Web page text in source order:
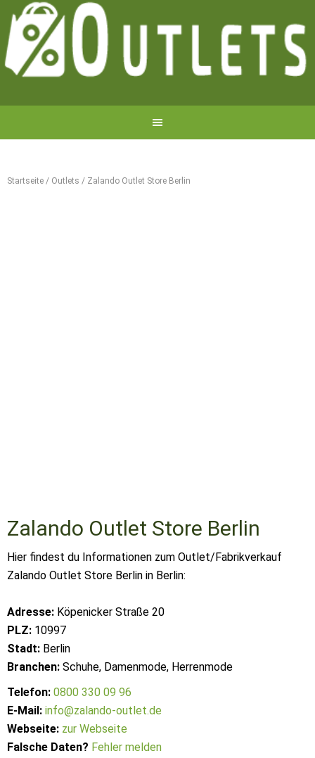
Startseite / Outlets / Zalando Outlet Store Berlin
Zalando Outlet Store Berlin
Hier findest du Informationen zum Outlet/Fabrikverkauf
Zalando Outlet Store Berlin in Berlin:
Adresse: Köpenicker Straße 20
PLZ: 10997
Stadt: Berlin
Branchen: Schuhe, Damenmode, Herrenmode
Telefon: 0800 330 09 96
E-Mail: info@zalando-outlet.de
Webseite: zur Webseite
Falsche Daten? Fehler melden